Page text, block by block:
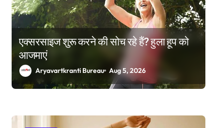
एक्सरसाइज शुरू करने की सोच रहे हैं? हुला हूप को
आजमाएं
Aryavartkranti Bureau Aug 5, 2026